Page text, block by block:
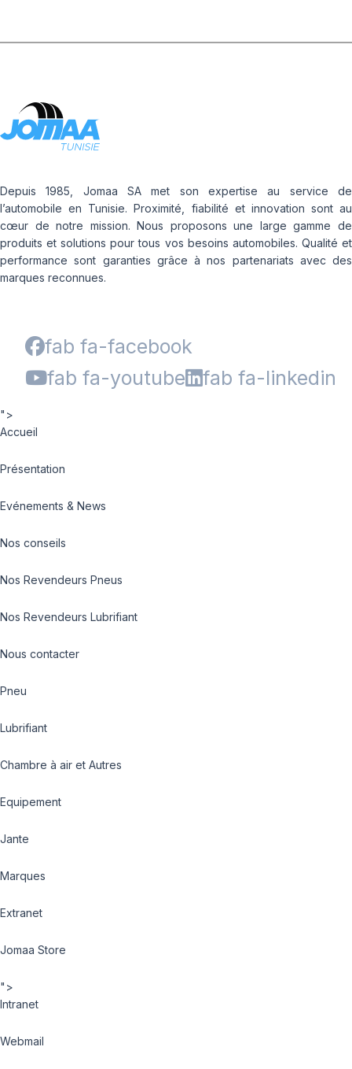
Depuis 1985, Jomaa SA met son expertise au service de
l’automobile en Tunisie. Proximité, fiabilité et innovation sont au
cœur de notre mission. Nous proposons une large gamme de
produits et solutions pour tous vos besoins automobiles. Qualité et
performance sont garanties grâce à nos partenariats avec des
marques reconnues.
fab fa-facebook
fab fa-youtube
fab fa-linkedin
">
Accueil
Présentation
Evénements & News
Nos conseils
Nos Revendeurs Pneus
Nos Revendeurs Lubrifiant
Nous contacter
Pneu
Lubrifiant
Chambre à air et Autres
Equipement
Jante
Marques
Extranet
Jomaa Store
">
Intranet
Webmail